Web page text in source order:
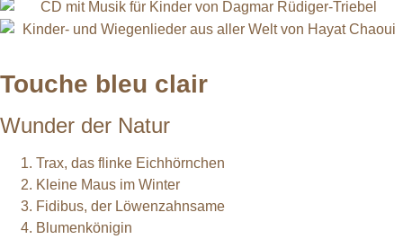
Touche bleu clair
Wunder der Natur
Trax, das flinke Eichhörnchen
Kleine Maus im Winter
Fidibus, der Löwenzahnsame
Blumenkönigin